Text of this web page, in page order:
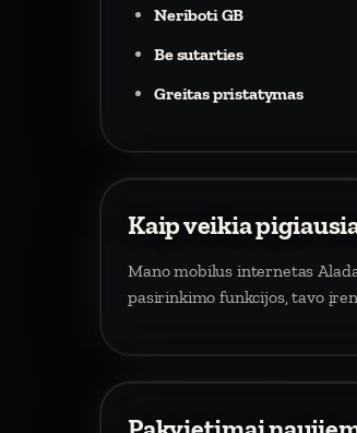
Neriboti GB
Be sutarties
Greitas pristatymas
Kaip veikia
Mano mobilus internetas
pasirinkimo funkcijos, tavo